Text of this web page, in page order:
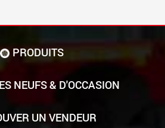
PRODUITS
NEUFS & D'OCCASION
UN VENDEUR